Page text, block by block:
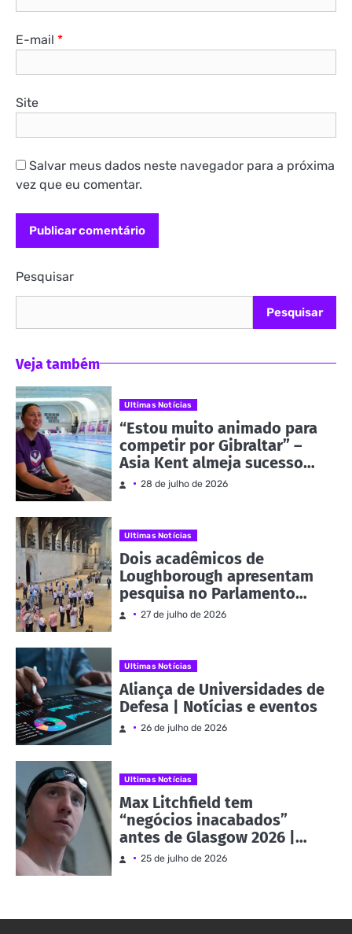
E-mail *
Site
Salvar meus dados neste navegador para a próxima
vez que eu comentar.
Pesquisar
Pesquisar
Veja também
Ultimas Notícias
“Estou muito animado para
competir por Gibraltar” –
Asia Kent almeja sucesso
nos Jogos da
28 de julho de 2026
Ultimas Notícias
Dois acadêmicos de
Loughborough apresentam
pesquisa no Parlamento
como parte da Evidence
27 de julho de 2026
Ultimas Notícias
Aliança de Universidades de
Defesa | Notícias e eventos
26 de julho de 2026
Ultimas Notícias
Max Litchfield tem
“negócios inacabados”
antes de Glasgow 2026 |
Notícias e eventos
25 de julho de 2026